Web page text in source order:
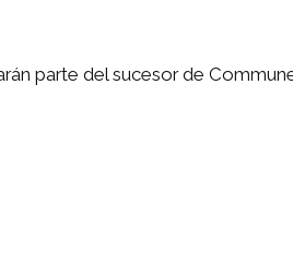
parte del sucesor de